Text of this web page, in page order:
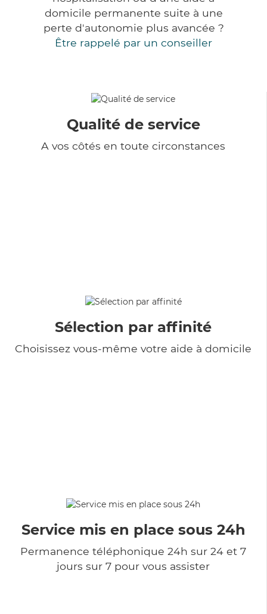
domicile permanente suite à une
perte d'autonomie plus avancée ?
Être rappelé par un conseiller
Qualité de service
A vos côtés en toute circonstances
Sélection par affinité
Choisissez vous-même votre aide à domicile
Service mis en place sous 24h
Permanence téléphonique 24h sur 24 et 7
jours sur 7 pour vous assister